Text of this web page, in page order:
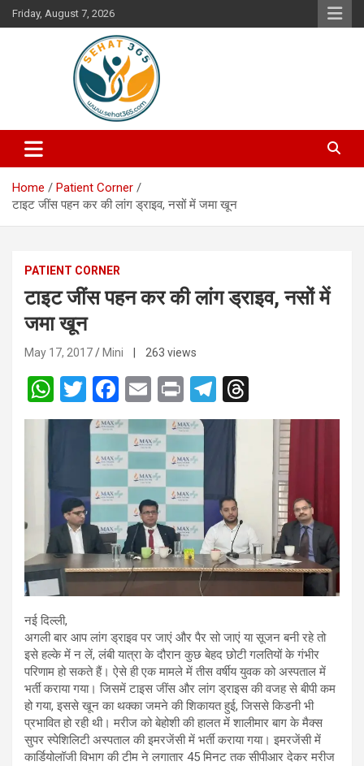
Skip
to
Friday, August 7, 2026
Sehat365
Your's Complete Health Guide
Home
Patient Corner
टाइट जींस पहन कर की लांग ड्राइव, नसों में जमा खून
PATIENT CORNER
टाइट जींस पहन कर की लांग ड्राइव, नसों में
जमा खून
May 17, 2017 Mini | 263 views
W
h
A
p
p
T
wi
tt
er
F
a
ce
b
o
o
k
E
m
ail
Pr
in
t
T
el
gr
a
m
hr
नई दिल्ली,
अगली बार आप लांग ड्राइव पर जाएं और पैर सो जाएं या सूजन बनी रहे तो
इसे हल्के में न लें, लंबी यात्रा के दौरान कुछ बेहद छोटी गलतियों के गंभीर
परिणाम हो सकते हैं। ऐसे ही एक मामले में तीस वर्षीय युवक को अस्पताल में
भर्ती कराया गया। जिसमें टाइस जींस और लांग ड्राइस की वजह से बीपी कम
हो गया, इससे खून का थक्का जमने की शिकायत हुई, जिससे किडनी भी
प्रभावित हो रही थी। मरीज को बेहोशी की हालत में शालीमार बाग के मैक्स
सुपर स्पेशिलिटी अस्पताल की इमरजेंसी में भर्ती कराया गया। इमरजेंसी में
कार्डियोलॉजी विभाग की टीम ने लगातार 45 मिनट तक सीपीआर देकर मरीज